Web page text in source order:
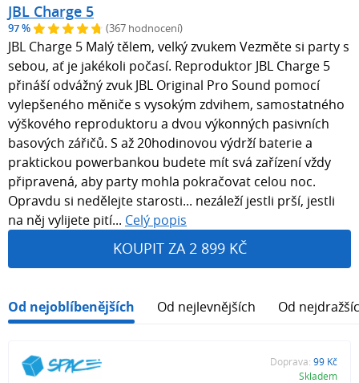
JBL Charge 5
97 % (367 hodnocení)
JBL Charge 5 Malý tělem, velký zvukem Vezměte si party s
sebou, ať je jakékoli počasí. Reproduktor JBL Charge 5
přináší odvážný zvuk JBL Original Pro Sound pomocí
vylepšeného měniče s vysokým zdvihem, samostatného
výškového reproduktoru a dvou výkonných pasivních
basových zářičů. S až 20hodinovou výdrží baterie a
praktickou powerbankou budete mít svá zařízení vždy
připravená, aby party mohla pokračovat celou noc.
Opravdu si nedělejte starosti... nezáleží jestli prší, jestli
na něj vylijete pití... Celý popis
KOUPIT ZA 2 899 KČ
Od nejoblíbenějších Od nejlevnějších Od
Doprava: 99 Kč
Skladem